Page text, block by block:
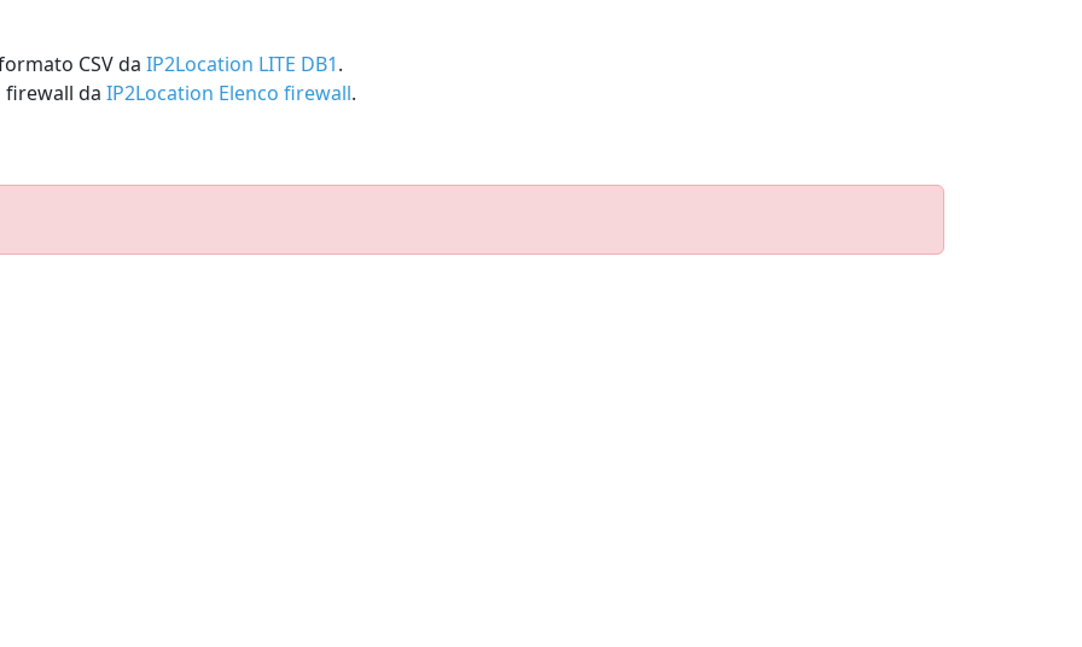
CSV da IP2Location LITE DB1.
firewall da IP2Location Elenco firewall.